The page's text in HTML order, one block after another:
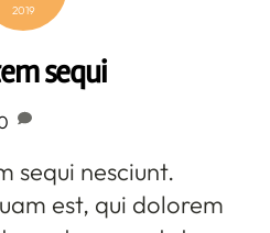
2019
sequi
sequi nesciunt.
est, qui dolorem